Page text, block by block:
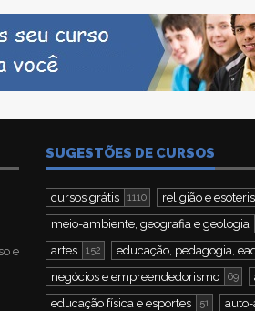
e
SUGESTÕES DE CURSOS
cursos grátis 1110 religião e
meio-ambiente, geografia e geologia
artes 152 educação, pedagogia,
negócios e empreendedorismo 69
educação física e esportes 51